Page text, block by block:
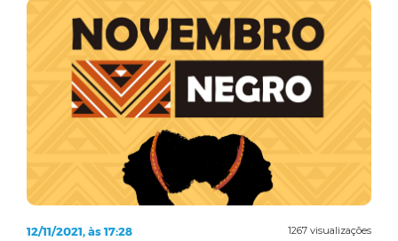
1267 visualizações
12/11/2021, às 17:28